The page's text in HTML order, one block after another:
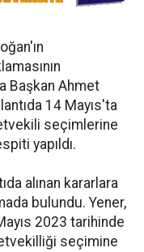
Başkan Ahmet
14 Mayıs'ta
seçimlerine
yapıldı.
alınan kararlara
bulundu. Yener,
2023 tarihinde
seçimine